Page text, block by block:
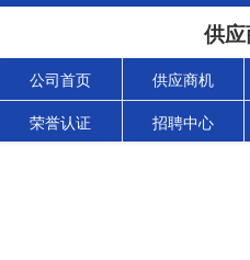
供
公司首页 供应商机
荣誉认证 招聘中心